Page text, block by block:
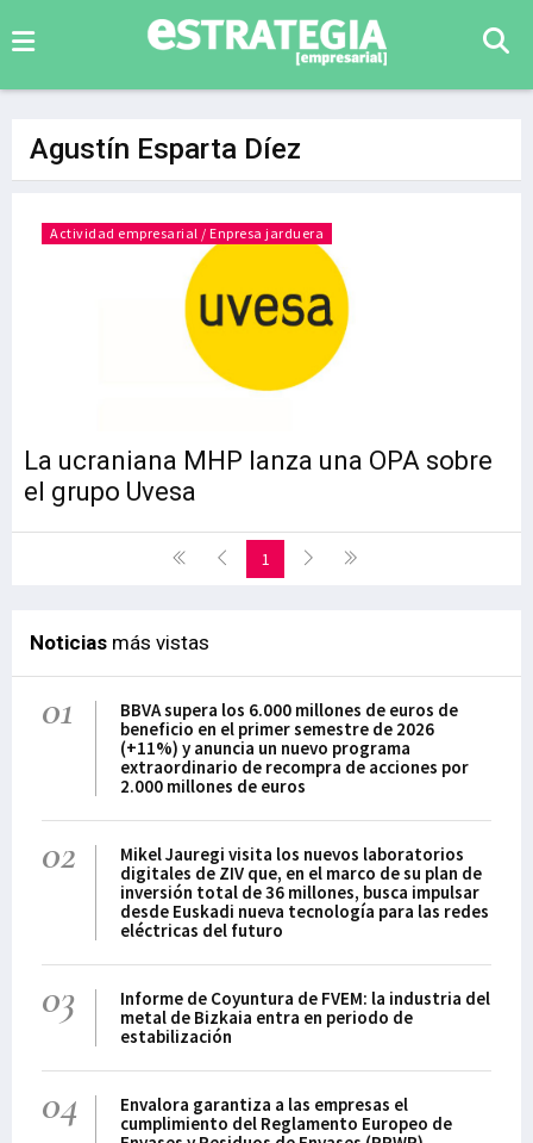
Agustín Esparta Díez
La ucraniana MHP lanza una OPA sobre
el grupo Uvesa
Actividad empresarial / Enpresa jarduera
1
Noticias más vistas
01
BBVA supera los 6.000 millones de euros de
beneficio en el primer semestre de 2026
(+11%) y anuncia un nuevo programa
extraordinario de recompra de acciones por
2.000 millones de euros
02
Mikel Jauregi visita los nuevos laboratorios
digitales de ZIV que, en el marco de su plan de
inversión total de 36 millones, busca impulsar
desde Euskadi nueva tecnología para las redes
eléctricas del futuro
03
Informe de Coyuntura de FVEM: la industria del
metal de Bizkaia entra en periodo de
estabilización
04
Envalora garantiza a las empresas el
cumplimiento del Reglamento Europeo de